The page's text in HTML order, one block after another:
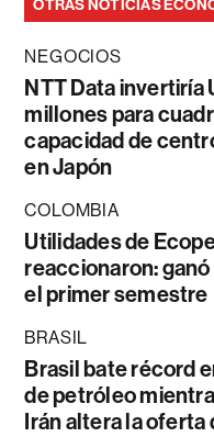
OTRAS NOTICIAS
NEGOCIOS
NTT Data
millones para
capacidad de
en Japón
COLOMBIA
Utilidades de
reaccionaron: ganó
el primer semestre
BRASIL
Brasil bate récord
de petróleo
Irán altera la oferta